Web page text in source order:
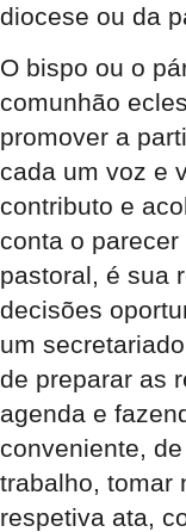
diocese ou da
O bispo ou o
comunhão
promover a
cada um voz e
contributo e
conta o
pastoral, é sua
decisões
um
de preparar as
agenda e
conveniente,
trabalho, tomar
respetiva ata,